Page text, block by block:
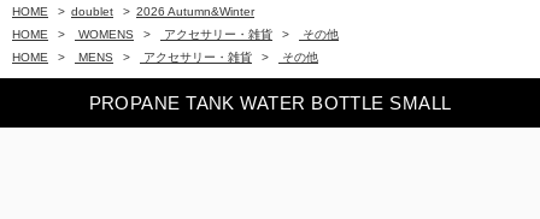
HOME > doublet > 2026 Autumn&Winter
HOME
> WOMENS > アクセサリー・雑貨 >
その他
HOME
> MENS > アクセサリー・雑貨 > その他
PROPANE TANK WATER BOTTLE SMALL